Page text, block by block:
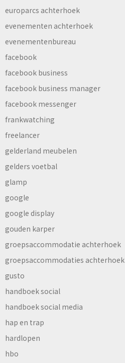
europarcs achterhoek
evenementen achterhoek
evenementenbureau
facebook
facebook business
facebook business manager
facebook messenger
frankwatching
freelancer
gelderland meubelen
gelders voetbal
glamp
google
google display
gouden karper
groepsaccommodatie achterhoek
groepsaccommodaties achterhoek
gusto
handboek social
handboek social media
hap en trap
hardlopen
hbo